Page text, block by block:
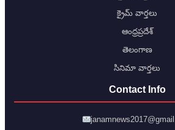
క్రైమ్ వార్తలు
ఆంధ్రప్రదేశ్
తెలంగాణ
సినిమా వార్తలు
Contact Info